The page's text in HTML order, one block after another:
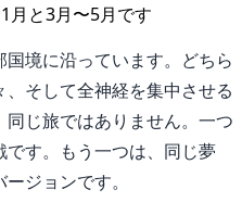
月と3月〜5月です
境に沿っています。どちら
そして全神経を集中させる
じ旅ではありません。一つ
す。もう一つは、同じ夢
ジョンです。